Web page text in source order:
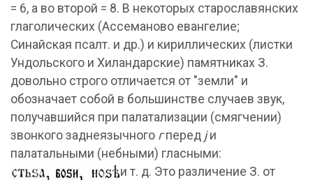
= 6, а во второй = 8. В некоторых старославянских
глаголических (Ассеманово евангелие;
Синайская псалт. и др.) и кириллических (листки
Ундольского и Хиландарские) памятниках З.
довольно строго отличается от "земли" и
обозначает собой в большинстве случаев звук,
получавшийся при палатализации (смягчении)
звонкого заднеязычного гперед jи
палатальными (небными) гласными:
и т. д. Это различение З. от